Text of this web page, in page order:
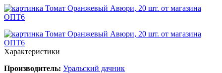
Характеристики
Производитель: Уральский дачник